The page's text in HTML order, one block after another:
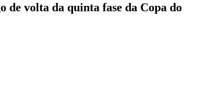
volta da quinta fase da Copa do